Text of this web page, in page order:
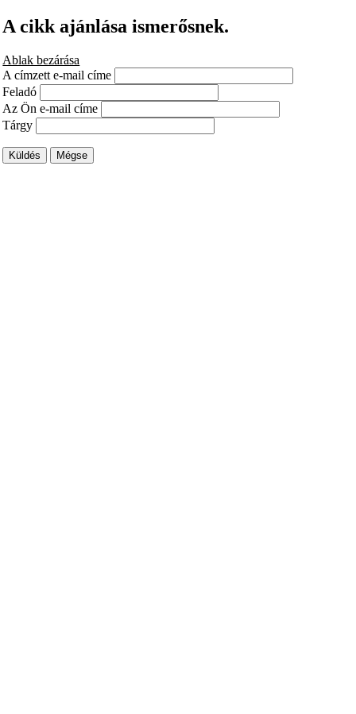
A cikk ajánlása ismerősnek.
Ablak bezárása
A címzett e-mail címe
Feladó
Az Ön e-mail címe
Tárgy
Küldés Mégse